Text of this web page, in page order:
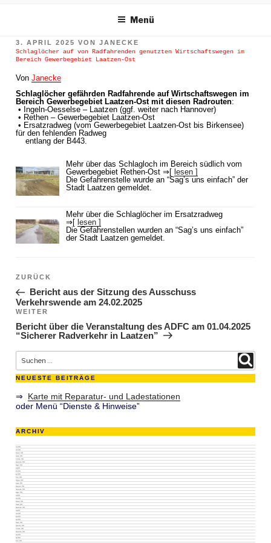
Menü
VERÖFFENTLICHT
AM
3. APRIL 2025 VONJANECKE
Schlaglöcher auf von Radfahrenden genutzten Wirtschaftswegen im
Bereich Gewerbegebiet Laatzen-Ost
VonJanecke
Schlaglöcher gefährden Radfahrende auf Wirtschaftswegen im
Bereich Gewerbegebiet Laatzen-Ost mit diesen Radrouten:
• Ingeln-Oesselse – Laatzen (ggf. weiter nach Hannover)
• Rethen – Gewerbegebiet Laatzen-Ost
• Ersatzradweg (vom Gewerbegebiet Laatzen-Ost bis Birkensee)
für den fehlenden Radweg
entlang der B443.
Mehr über das Schlagloch im Bereich südlich vom
Gewerbegebiet Rethen-Ost ⇒[ lesen ]
Die Gefahrenstelle wurde an “Sag’s uns einfach” der
Stadt Laatzen gemeldet.
Mehr über die Schlaglöcher im Ersatzradweg
⇒[ lesen ]
Die Gefahrenstellen wurden an “Sag’s uns einfach”
der Stadt Laatzen gemeldet.
ZURÜCK
Bericht aus der Sitzung des Ausschuss
Verkehrswende am 24.02.2025
WEITER
Bericht über die Veranstaltung des ADFC am 01.04.2025
“Sicherer Radverkehr in Laatzen”
NEUESTE BEITRÄGE
⇒ Karte mit Reparatur- und Ladestationen
oder Menü “Dienste & Hinweise”
ARCHIV
Juni 2026
Mai 2026
Februar 2026
Januar 2026
Oktober 2025
September 2025
August 2025
Juli 2025
Mai 2025
April 2025
März 2025
Februar 2025
Januar 2025
Dezember 2024
September 2024
August 2024
Juli 2024
Juni 2024
Februar 2024
Januar 2024
September 2023
Juli 2023
Juni 2023
Mai 2023
April 2023
Januar 2023
November 2022
Oktober 2022
September 2022
Juni 2022
April 2022
März 2022